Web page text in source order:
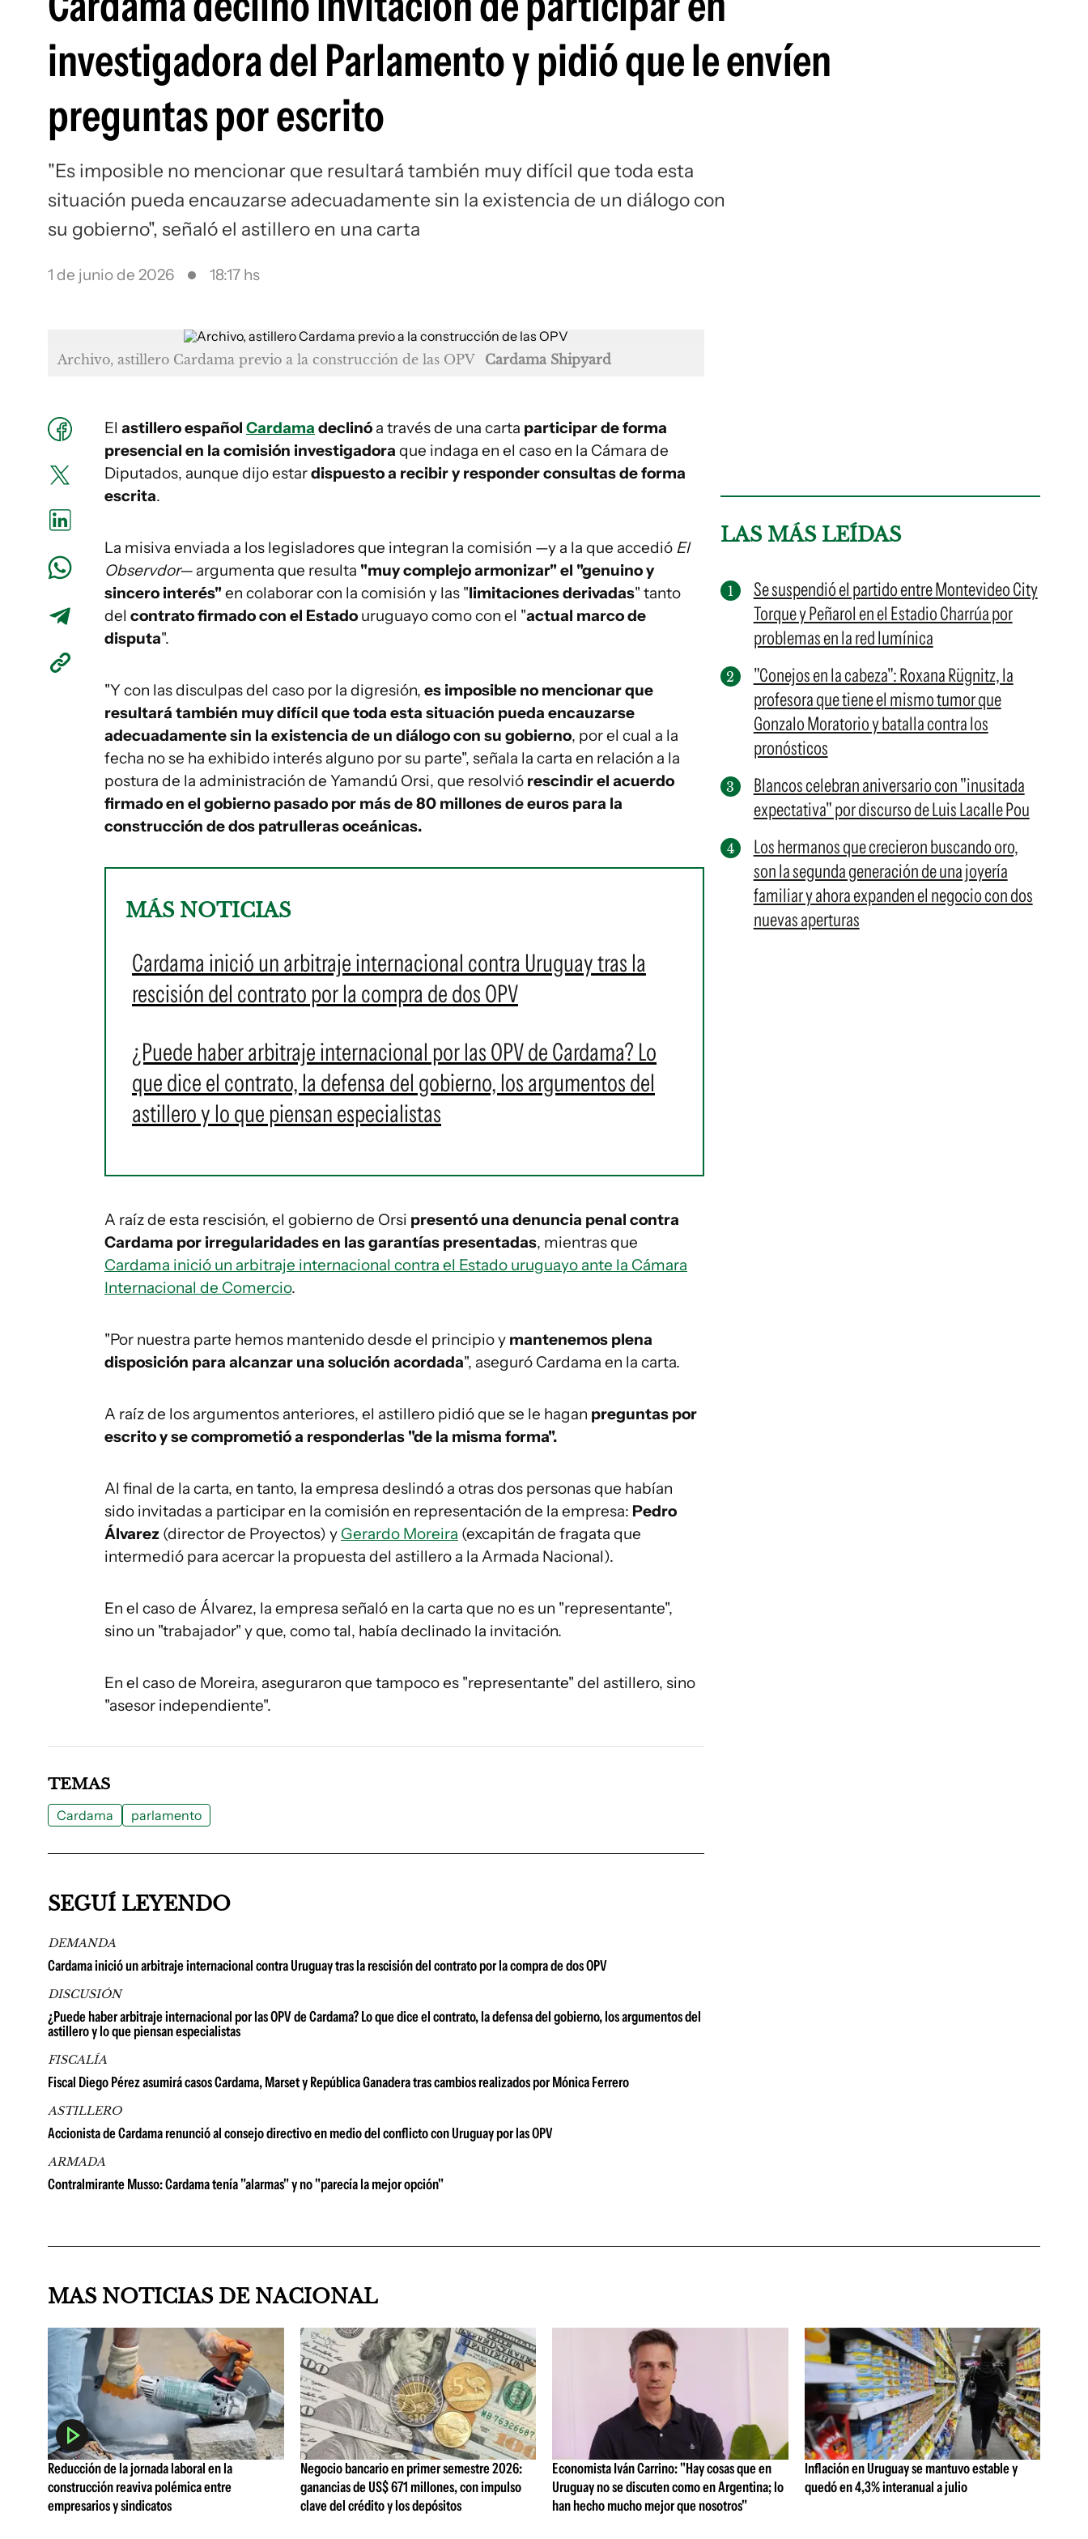
investigadora del Parlamento y pidió que le envíen
preguntas por escrito
"Es imposible no mencionar que resultará también muy difícil que toda esta
situación pueda encauzarse adecuadamente sin la existencia de un diálogo con
su gobierno", señaló el astillero en una carta
1 de junio de 2026 18:17 hs
Archivo, astillero Cardama previo a la construcción de las OPV Cardama Shipyard
El astillero español Cardama declinó a través de una carta participar de forma
presencial en la comisión investigadora que indaga en el caso en la Cámara de
Diputados, aunque dijo estardispuesto a recibir y responder consultas de forma
escrita.
La misiva enviada a los legisladores que integran la comisión —y a la que accedió El
Observdor— argumenta que resulta "muy complejo armonizar" el "genuino y
sincero interés"en colaborar con la comisión y las "limitaciones derivadas" tanto
del contrato firmado con el Estado uruguayo como con el "actual marco de
disputa".
"Y con las disculpas del caso por la digresión, es imposible no mencionar que
resultará también muy difícil que toda esta situación pueda encauzarse
adecuadamente sin la existencia de un diálogo con su gobierno, por el cual a la
fecha no se ha exhibido interés alguno por su parte", señala la carta en relación a la
postura de la administración de Yamandú Orsi, que resolvió rescindir el acuerdo
firmado en el gobierno pasado por más de 80 millones de euros para la
construcción de dos patrulleras oceánicas.
MÁS NOTICIAS
Cardama inició un arbitraje internacional contra Uruguay tras la
rescisión del contrato por la compra de dos OPV
¿Puede haber arbitraje internacional por las OPV de Cardama? Lo
que dice el contrato, la defensa del gobierno, los argumentos del
astillero y lo que piensan especialistas
A raíz de esta rescisión, el gobierno de Orsi presentó una denuncia penal contra
Cardama por irregularidades en las garantías presentadas, mientras que
Cardama inició un arbitraje internacional contra el Estado uruguayo ante la Cámara
Internacional de Comercio.
"Por nuestra parte hemos mantenido desde el principio y mantenemos plena
disposición para alcanzar una solución acordada", aseguró Cardama en la carta.
A raíz de los argumentos anteriores, el astillero pidió que se le hagan preguntas por
escrito y se comprometió a responderlas "de la misma forma".
Al final de la carta, en tanto, la empresa deslindó a otras dos personas que habían
sido invitadas a participar en la comisión en representación de la empresa: Pedro
Álvarez (director de Proyectos) y Gerardo Moreira (excapitán de fragata que
intermedió para acercar la propuesta del astillero a la Armada Nacional).
En el caso de Álvarez, la empresa señaló en la carta que no es un "representante",
sino un "trabajador" y que, como tal, había declinado la invitación.
En el caso de Moreira, aseguraron que tampoco es "representante" del astillero, sino
"asesor independiente".
LAS MÁS LEÍDAS
Se suspendió el partido entre Montevideo City
Torque y Peñarol en el Estadio Charrúa por
problemas en la red lumínica
"Conejos en la cabeza": Roxana Rügnitz, la
profesora que tiene el mismo tumor que
Gonzalo Moratorio y batalla contra los
pronósticos
Blancos celebran aniversario con "inusitada
expectativa" por discurso de Luis Lacalle Pou
Los hermanos que crecieron buscando oro,
son la segunda generación de una joyería
familiar y ahora expanden el negocio con dos
nuevas aperturas
TEMAS
Cardama parlamento
SEGUÍ LEYENDO
DEMANDA
Cardama inició un arbitraje internacional contra Uruguay tras la rescisión del contrato por la compra de dos OPV
DISCUSIÓN
¿Puede haber arbitraje internacional por las OPV de Cardama? Lo que dice el contrato, la defensa del gobierno, los argumentos del
astillero y lo que piensan especialistas
FISCALÍA
Fiscal Diego Pérez asumirá casos Cardama, Marset y República Ganadera tras cambios realizados por Mónica Ferrero
ASTILLERO
Accionista de Cardama renunció al consejo directivo en medio del conflicto con Uruguay por las OPV
ARMADA
Contralmirante Musso: Cardama tenía "alarmas" y no "parecía la mejor opción"
MAS NOTICIAS DE NACIONAL
Reducción de la jornada laboral en la
construcción reaviva polémica entre
empresarios y sindicatos
Negocio bancario en primer semestre 2026:
ganancias de US$ 671 millones, con impulso
clave del crédito y los depósitos
Economista Iván Carrino: "Hay cosas que en
Uruguay no se discuten como en Argentina; lo
han hecho mucho mejor que nosotros"
Inflación en Uruguay se mantuvo estable y
quedó en 4,3% interanual a julio